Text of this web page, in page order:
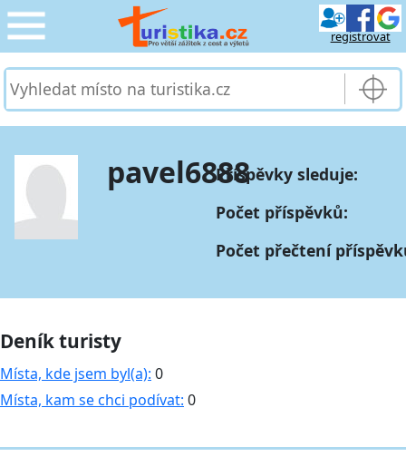
registrovat
CESTOVÁNÍ
SLUŽBY & DOPRAVA ›
PRO TURISTY ›
MOJE TURISTIKA
pavel6888Příspěvky sleduje:
Počet příspěvků:
Počet přečtení
Deník turisty
Místa, kde jsem byl(a): 0
Místa, kam se chci podívat: 0